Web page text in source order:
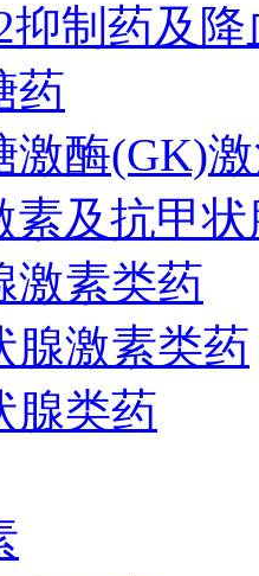
抑制药及
药
激酶(GK)
素及抗甲
激素类药
腺激素类药
腺类药